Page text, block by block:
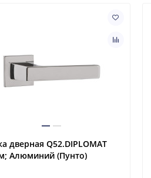
дверная Q52.DIPLOMAT
Алюминий (Пунто)